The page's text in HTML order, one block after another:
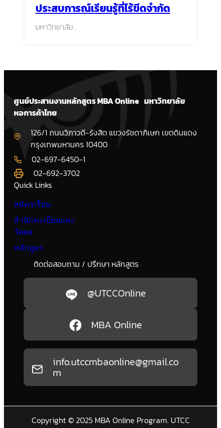
ประสบการณ์เรียนรู้ที่ไร้ขีดจำกัด
มหาวิทยาลัย…
ศูนย์ประสานงานหลักสูตร MBA Online มหาวิทยาลัย
หอการค้าไทย
126/1 ถนนวิภาวดี-รังสิต แขวงรัชดาภิเษก เขตดินแดง
กรุงเทพมหานคร 10400
02-697-6450-1
02-692-3702
Quick Links
สมัครเรียน
สำนักทะเบียนและ
วัดผล
หลักสูตร
ติดต่อสอบถาม / ปรึกษา หลักสูตร
@UTCCOnline
MBA Online
info.utccmbaonline@gmail.co
m
Copyright © 2025 MBA Online Program. UTCC